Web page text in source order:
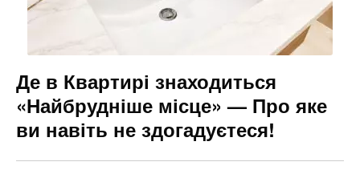
Де в Квартирі знаходиться
«Найбрудніше місце» — Про яке
ви навіть не здогадуєтеся!